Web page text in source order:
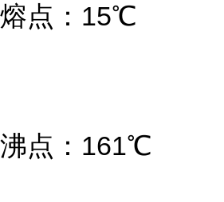
熔点：15℃
沸点：161℃